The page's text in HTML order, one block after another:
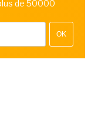
de 50000
OK